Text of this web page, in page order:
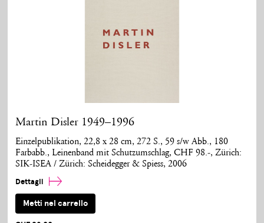
Martin Disler 1949–1996
Einzelpublikation, 22,8 x 28 cm, 272 S., 59 s/w Abb., 180
Farbabb., Leinenband mit Schutzumschlag, CHF 98.-, Zürich:
SIK-ISEA / Zürich: Scheidegger & Spiess, 2006
Dettagli
Metti nel carrello